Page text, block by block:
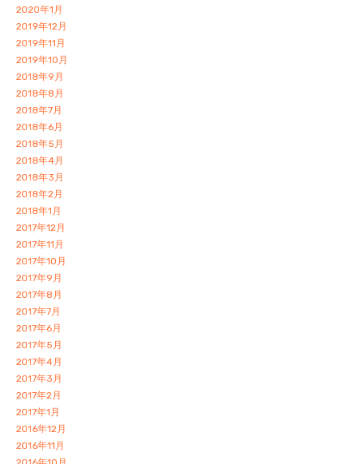
2020年1月
2019年12月
2019年11月
2019年10月
2018年9月
2018年8月
2018年7月
2018年6月
2018年5月
2018年4月
2018年3月
2018年2月
2018年1月
2017年12月
2017年11月
2017年10月
2017年9月
2017年8月
2017年7月
2017年6月
2017年5月
2017年4月
2017年3月
2017年2月
2017年1月
2016年12月
2016年11月